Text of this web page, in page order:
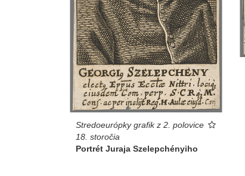
Stredoeurópky grafik z 2. polovice
18. storočia
Portrét Juraja Szelepchényiho